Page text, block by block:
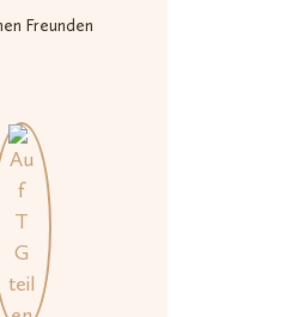
Freunden